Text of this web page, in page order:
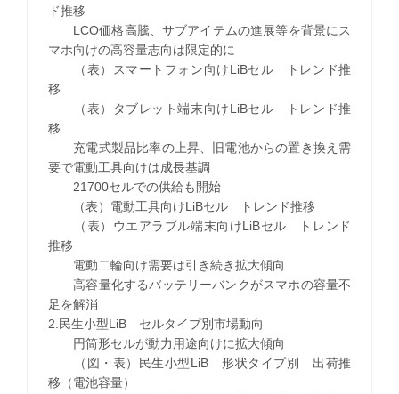
ド推移
LCO価格高騰、サブアイテムの進展等を背景にス
マホ向けの高容量志向は限定的に
（表）スマートフォン向けLiBセル トレンド推
移
（表）タブレット端末向けLiBセル トレンド推
移
充電式製品比率の上昇、旧電池からの置き換え需
要で電動工具向けは成長基調
21700セルでの供給も開始
（表）電動工具向けLiBセル トレンド推移
（表）ウエアラブル端末向けLiBセル トレンド
推移
電動二輪向け需要は引き続き拡大傾向
高容量化するバッテリーバンクがスマホの容量不
足を解消
2.民生小型LiB セルタイプ別市場動向
円筒形セルが動力用途向けに拡大傾向
（図・表）民生小型LiB 形状タイプ別 出荷推
移（電池容量）